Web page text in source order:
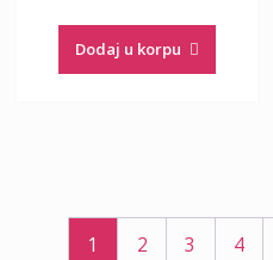
Dodaj u korpu
1 2 3 4